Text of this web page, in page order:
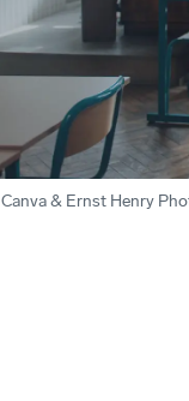
Canva & Ernst Henry